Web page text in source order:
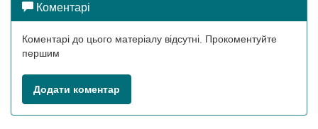
Коментарі
Коментарі до цього матеріалу відсутні. Прокоментуйте
першим
Додати коментар